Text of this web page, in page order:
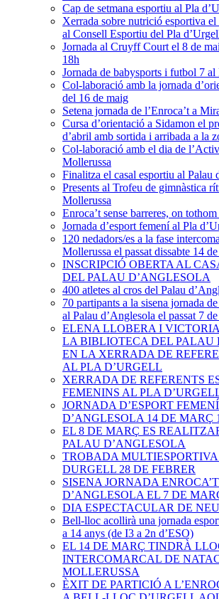
Cap de setmana esportiu al Pla
Xerrada sobre nutrició esportiva
al Consell Esportiu del Pla
Jornada al Cruyff Court el 8 de
18h
Jornada de babysports i futbol 7
Col-laboració amb la jornada
del 16 de maig
Setena jornada de l’Enroca’t a
Cursa d’orientació a Sidamon el
d’abril amb sortida i arribada a la
Col-laboració amb el dia de
Mollerussa
Finalitza el casal esportiu al Palau
Presents al Trofeu de gimnàstica
Mollerussa
Enroca’t sense barreres, on
Jornada d’esport femení al Pla
120 nedadors/es a la fase
Mollerussa el passat dissabte 14
INSCRIPCIÓ OBERTA AL
DEL PALAU D’ANGLESOLA
400 atletes al cros del Palau
70 partipants a la sisena jornada
al Palau d’Anglesola el passat 7
ELENA LLOBERA I
LA BIBLIOTECA DEL PALAU
EN LA XERRADA DE
AL PLA D’URGELL
XERRADA DE REFERENTS
FEMENINS AL PLA
JORNADA D’ESPORT
D’ANGLESOLA 14 DE MARÇ
EL 8 DE MARÇ ES
PALAU D’ANGLESOLA
TROBADA
DURGELL 28 DE FEBRER
SISENA JORNADA
D’ANGLESOLA EL 7 DE
DIA ESPECTACULAR DE
Bell-lloc acollirà una jornada
a 14 anys (de I3 a 2n d’ESO)
EL 14 DE MARÇ TINDRÀ
INTERCOMARCAL DE
MOLLERUSSA
ÈXIT DE PARTICIÓ A